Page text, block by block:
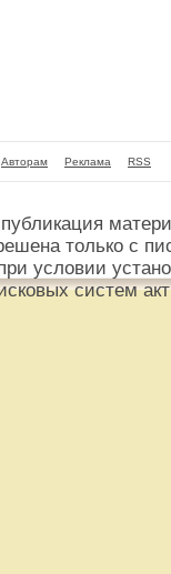
Авторам Реклама RSS
только с
условии
систем